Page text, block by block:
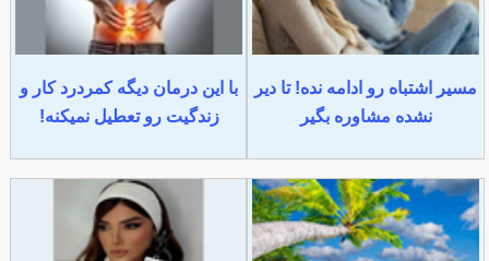
مسیر اشتباه رو ادامه نده! تا دیر
نشده مشاوره بگیر
با این درمان دیگه کمردرد کار و
زندگیت رو تعطیل نمیکنه!